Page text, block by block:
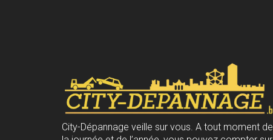
City-Dépannage veille sur vous. A tout moment de